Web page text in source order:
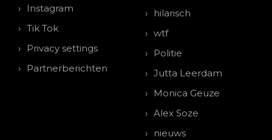
Instagram
Tik Tok
Privacy settings
Partnerberichten
hilarisch
wtf
Politie
Jutta Leerdam
Monica Geuze
Alex Soze
nieuws